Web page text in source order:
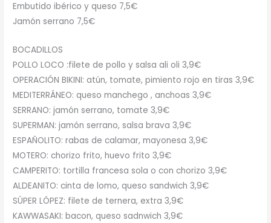
Embutido ibérico y queso 7,5€
Jamón serrano 7,5€
BOCADILLOS
POLLO LOCO :filete de pollo y salsa ali oli 3,9€
OPERACIÓN BIKINI: atún, tomate, pimiento rojo en tiras 3,9€
MEDITERRÁNEO: queso manchego , anchoas 3,9€
SERRANO: jamón serrano, tomate 3,9€
SUPERMAN: jamón serrano, salsa brava 3,9€
ESPAÑOLITO: rabas de calamar, mayonesa 3,9€
MOTERO: chorizo frito, huevo frito 3,9€
CAMPERITO: tortilla francesa sola o con chorizo 3,9€
ALDEANITO: cinta de lomo, queso sandwich 3,9€
SÚPER LÓPEZ: filete de ternera, extra 3,9€
KAWWASAKI: bacon, queso sadnwich 3,9€